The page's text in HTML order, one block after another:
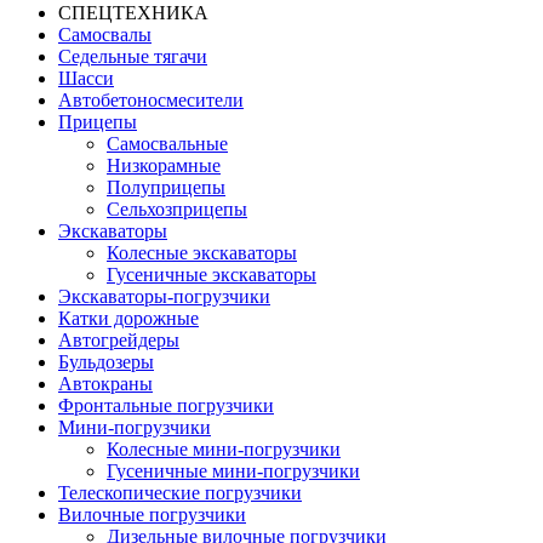
СПЕЦТЕХНИКА
Самосвалы
Седельные тягачи
Шасси
Автобетоно­смесители
Прицепы
Самосвальные
Низкорамные
Полуприцепы
Сельхозприцепы
Экскаваторы
Колесные экскаваторы
Гусеничные экскаваторы
Экскаваторы-погрузчики
Катки дорожные
Автогрейдеры
Бульдозеры
Автокраны
Фронтальные погрузчики
Мини-погрузчики
Колесные мини-погрузчики
Гусеничные мини-погрузчики
Телескопические погрузчики
Вилочные погрузчики
Дизельные вилочные погрузчики